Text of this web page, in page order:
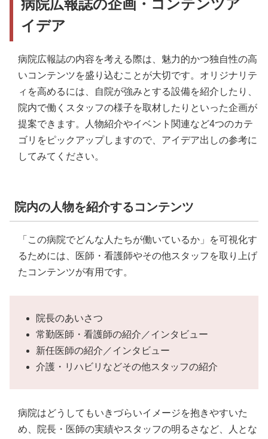
病院広報誌の企画・コンテンツア
イデア
病院広報誌の内容を考える際は、魅力的かつ独自性の高
いコンテンツを盛り込むことが大切です。オリジナリテ
ィを高めるには、自院が強みとする設備を紹介したり、
院内で働くスタッフの様子を取材したりといった企画が
提案できます。人物紹介やイベント関連など4つのカテ
ゴリをピックアップしますので、アイデア出しの参考に
してみてください。
院内の人物を紹介するコンテンツ
「この病院でどんな人たちが働いているか」を可視化す
るためには、医師・看護師やその他スタッフを取り上げ
たコンテンツが有用です。
院長のあいさつ
常勤医師・看護師の紹介／インタビュー
新任医師の紹介／インタビュー
介護・リハビリなどその他スタッフの紹介
病院はどうしてもいきづらいイメージを抱きやすいた
め、院長・医師の実績やスタッフの明るさなど、人とな